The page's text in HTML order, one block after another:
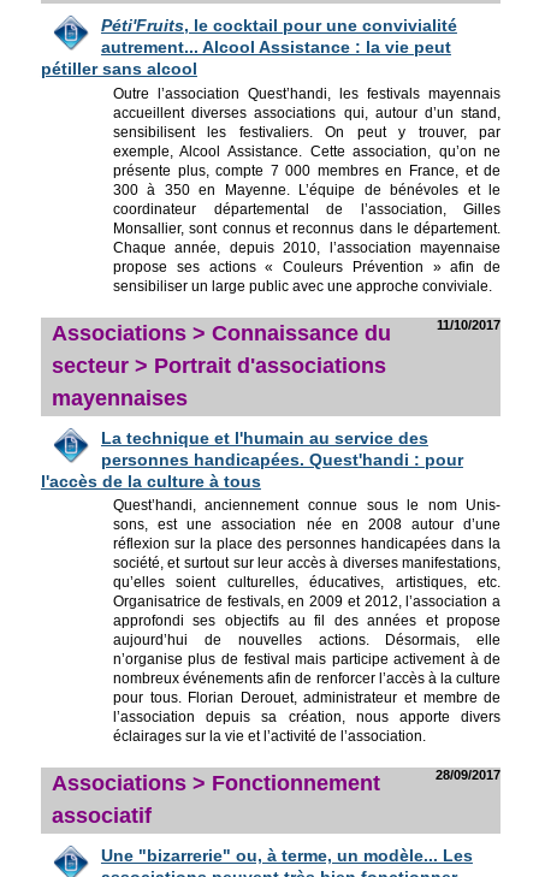
Péti'Fruits, le cocktail pour une convivialité
autrement... Alcool Assistance : la vie peut
pétiller sans alcool
Outre l’association Quest’handi, les festivals mayennais
accueillent diverses associations qui, autour d’un stand,
sensibilisent les festivaliers. On peut y trouver, par
exemple, Alcool Assistance. Cette association, qu’on ne
présente plus, compte 7 000 membres en France, et de
300 à 350 en Mayenne. L’équipe de bénévoles et le
coordinateur départemental de l’association, Gilles
Monsallier, sont connus et reconnus dans le département.
Chaque année, depuis 2010, l’association mayennaise
propose ses actions « Couleurs Prévention » afin de
sensibiliser un large public avec une approche conviviale.
11/10/2017
Associations > Connaissance du
secteur > Portrait d'associations
mayennaises
La technique et l'humain au service des
personnes handicapées. Quest'handi : pour
l'accès de la culture à tous
Quest’handi, anciennement connue sous le nom Unis-
sons, est une association née en 2008 autour d’une
réflexion sur la place des personnes handicapées dans la
société, et surtout sur leur accès à diverses manifestations,
qu’elles soient culturelles, éducatives, artistiques, etc.
Organisatrice de festivals, en 2009 et 2012, l’association a
approfondi ses objectifs au fil des années et propose
aujourd’hui de nouvelles actions. Désormais, elle
n’organise plus de festival mais participe activement à de
nombreux événements afin de renforcer l’accès à la culture
pour tous. Florian Derouet, administrateur et membre de
l’association depuis sa création, nous apporte divers
éclairages sur la vie et l’activité de l’association.
28/09/2017
Associations > Fonctionnement
associatif
Une "bizarrerie" ou, à terme, un modèle... Les